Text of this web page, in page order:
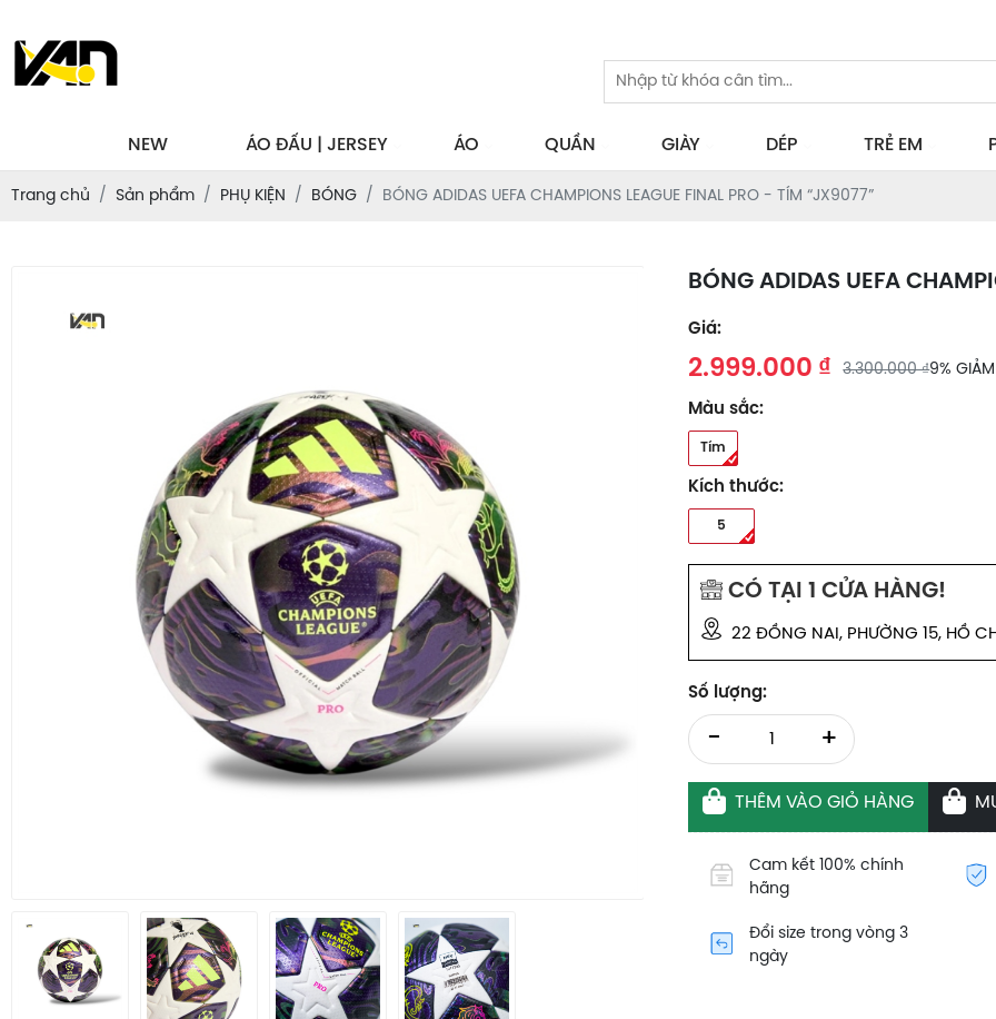
NEW ÁO ĐẤU | JERSEY ÁO QUẦN GIÀY DÉP TRẺ EM
Trang chủ Sản phẩm PHỤ KIỆN BÓNG BÓNG ADIDAS UEFA CHAMPIONS LEAGUE FINAL PRO - TÍM “JX9077”
BÓNG ADIDAS UEFA
Giá:
2.999.000 ₫ 3.300.000 ₫9% GIẢM
Màu sắc:
Tím
Kích thước:
5
CÓ TẠI1 CỬA HÀNG!
22 ĐỒNG NAI, PHƯỜNG 15, HỒ
Số lượng:
- +
THÊM VÀO GIỎ HÀNG
Cam kết 100% chính
hãng
Đổi size trong vòng 3
ngày